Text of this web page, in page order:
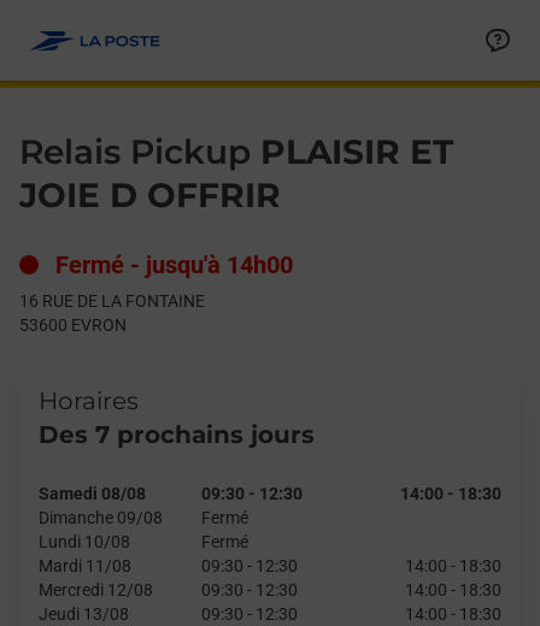
Relais Pickup PLAISIR ET
JOIE D OFFRIR
Fermé - jusqu'à 14h00
16 RUE DE LA FONTAINE
53600 EVRON
Horaires
Des 7 prochains jours
Samedi 08/08 09:30 - 12:30 14:00 - 18:30
Dimanche 09/08
Fermé
Lundi 10/08
Fermé
Mardi 11/08
09:30 - 12:30 14:00 - 18:30
Mercredi 12/08
09:30 - 12:30 14:00 - 18:30
Jeudi 13/08
09:30 - 12:30 14:00 - 18:30